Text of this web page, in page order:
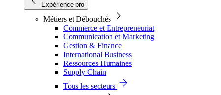
Expérience pro
Métiers et Débouchés
Commerce et Entrepreneuriat
Communication et Marketing
Gestion & Finance
International Business
Ressources Humaines
Supply Chain
Tous les secteurs